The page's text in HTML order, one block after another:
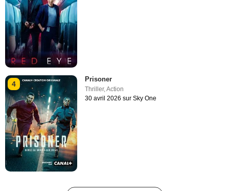
4
Prisoner
Thriller,Action
30 avril 2026 sur Sky One